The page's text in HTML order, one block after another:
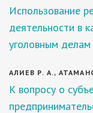
Использование
деятельности в
уголовным делам
АЛИЕВ Р. А.,
К вопросу о